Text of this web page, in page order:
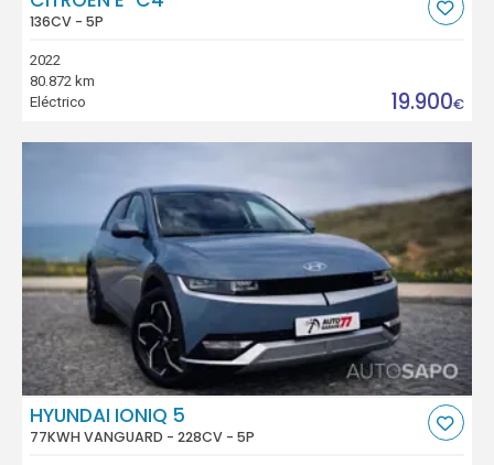
136CV - 5P
2022
80.872 km
Eléctrico
19.900€
HYUNDAI IONIQ 5
77KWH VANGUARD - 228CV - 5P